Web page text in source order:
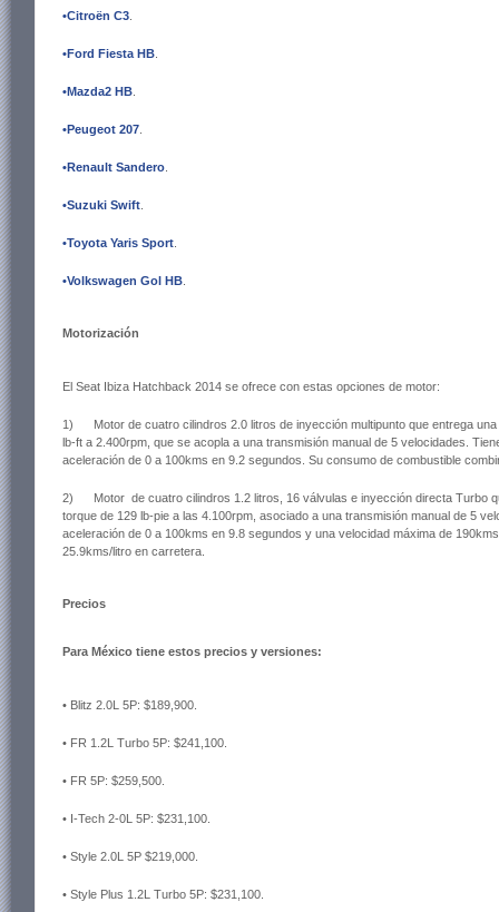
•Citroën C3
•Ford Fiesta HB
•Mazda2 HB
•Peugeot 207
•Renault Sandero
•Suzuki Swift
•Toyota Yaris Sport
•Volkswagen Gol HB
Motorización
El Seat Ibiza Hatchback 2014 se ofrece con estas opciones de motor:
1) Motor de cuatro cilindros 2.0 litros de inyección multipunto que entrega una
lb-ft a 2.400rpm, que se acopla a una transmisión manual de 5 velocidades.
aceleración de 0 a 100kms en 9.2 segundos. Su consumo de combustible
2) Motor de cuatro cilindros 1.2 litros, 16 válvulas e inyección directa Turbo
torque de 129 lb-pie a las 4.100rpm, asociado a una transmisión manual de 5
aceleración de 0 a 100kms en 9.8 segundos y una velocidad máxima de
25.9kms/litro en carretera.
Precios
Para México tiene estos precios y versiones:
• Blitz 2.0L 5P: $189,900.
• FR 1.2L Turbo 5P: $241,100.
• FR 5P: $259,500.
• I-Tech 2-0L 5P: $231,100.
• Style 2.0L 5P $219,000.
• Style Plus 1.2L Turbo 5P: $231,100.